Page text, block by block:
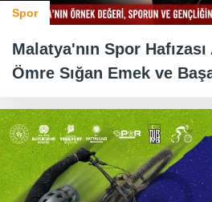
Spor
Malatya'nın Spor
Ömre Sığan Emek ve